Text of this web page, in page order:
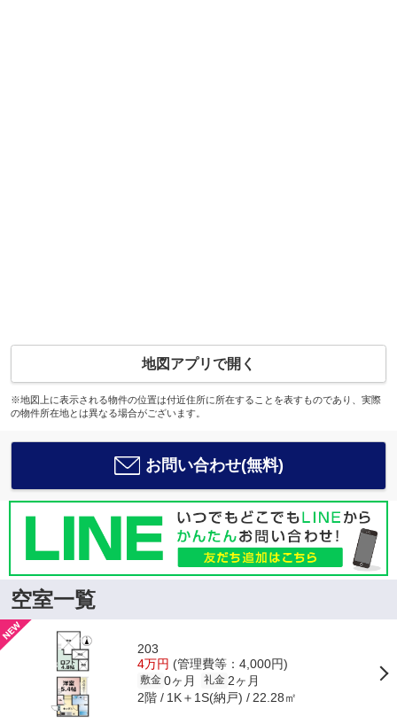
地図アプリで開く
※地図上に表示される物件の位置は付近住所に所在することを表すものであり、実際
の物件所在地とは異なる場合がございます。
お問い合わせ(無料)
空室一覧
203
4万円 (管理費等：4,000円)
敷金 0ヶ月 礼金 2ヶ月
2階 1K＋1S(納戸) 22.28㎡